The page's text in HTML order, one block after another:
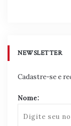
NEWSLETTER
Cadastre-se e
Nome: